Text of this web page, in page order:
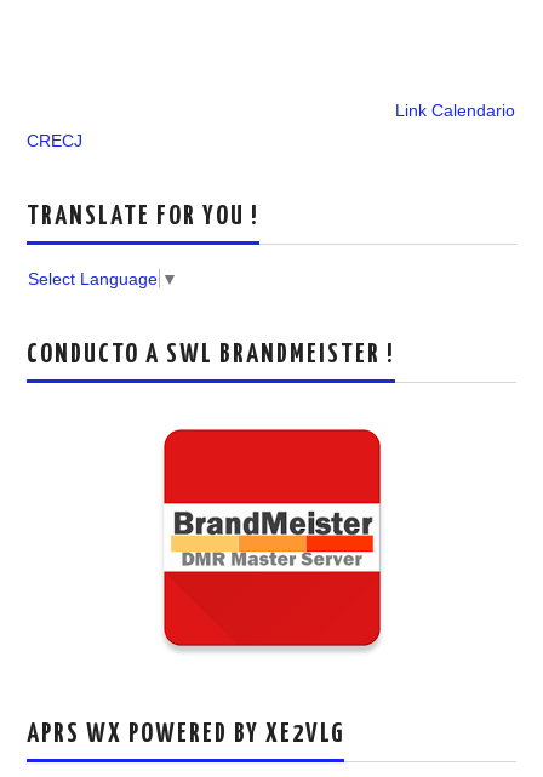
Link Calendario
CRECJ
TRANSLATE FOR YOU !
Select Language ▼
CONDUCTO A SWL BRANDMEISTER !
APRS WX POWERED BY XE2VLG